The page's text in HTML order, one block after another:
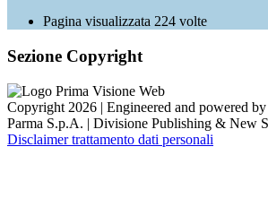
Pagina visualizzata 224 volte
Sezione Copyright
Copyright 2026 | Engineered and powered
Parma S.p.A. | Divisione Publishing & New
Disclaimer trattamento dati personali